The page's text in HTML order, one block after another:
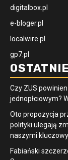
digitalbox.pl
e-bloger.pl
localwire.pl
gp7.pl
Czy ZUS
jednopłciowym?
Oto propozycja
polityki ulegają
naszymi
Fabiański